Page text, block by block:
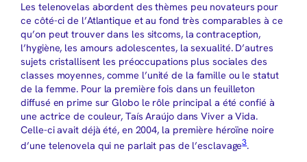
Les telenovelas abordent des thèmes peu novateurs pour
ce côté-ci de l’Atlantique et au fond très comparables à ce
qu’on peut trouver dans les sitcoms, la contraception,
l’hygiène, les amours adolescentes, la sexualité. D’autres
sujets cristallisent les préoccupations plus sociales des
classes moyennes, comme l’unité de la famille ou le statut
de la femme. Pour la première fois dans un feuilleton
diffusé en prime sur Globo le rôle principal a été confié à
une actrice de couleur, Taís Araújo dans Viver a Vida.
Celle-ci avait déjà été, en 2004, la première héroïne noire
d’une telenovela qui ne parlait pas de l’esclavage3.